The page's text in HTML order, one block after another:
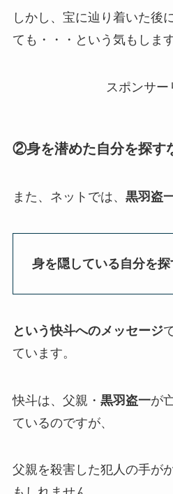
しかし、宝に辿り着いた後
ても・・・という気もします
スポンサー
②身を潜めた自分を探す
また、ネットでは、 黒羽盗
身を隠している自分を探
という快斗へのメッセージ
ています。
快斗は、父親・ 黒羽盗一が
ているのですが、
父親を殺害した犯人の手が